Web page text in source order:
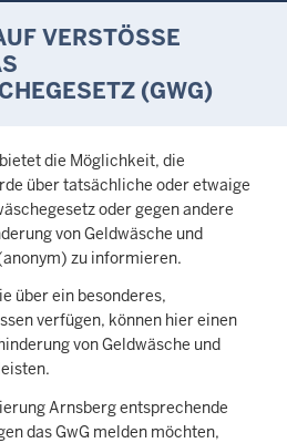
VERSTÖSSE G
(GWG)
die Möglichkeit, die
über tatsächliche oder etwaige
oder gegen andere
von Geldwäsche und
zu informieren.
über ein besonderes,
verfügen, können hier einen
von Geldwäsche und
Arnsberg entsprechende
das GwG melden möchten,